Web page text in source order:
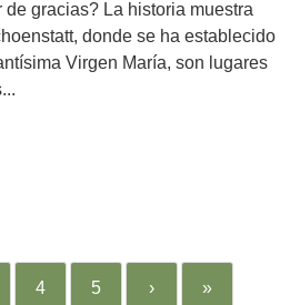
gracias? La historia muestra
donde se ha establecido
Virgen María, son lugares
4 5 › »